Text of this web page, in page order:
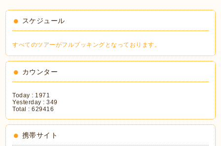
スケジュール
すべてのツアーがフルブッキングとなっております。
カウンター
Today : 1971
Yesterday :349
Total :629416
携帯サイト